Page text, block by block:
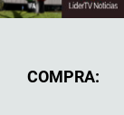
COMPRA: